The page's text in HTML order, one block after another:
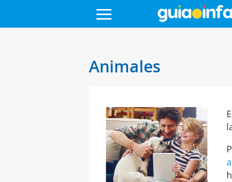
Animales